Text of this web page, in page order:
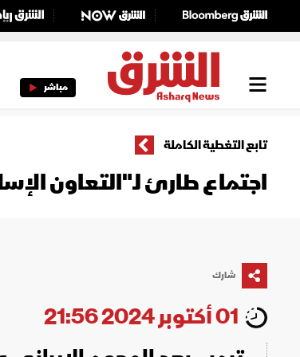
مباشر
تابع التغطية الكاملة
اجتماع طارئ لـ"التعاون
شارك
01 أكتوبر 2024 21:56